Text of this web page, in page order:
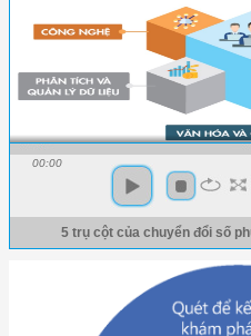
00:00
5 trụ cột của chuyển đổi số